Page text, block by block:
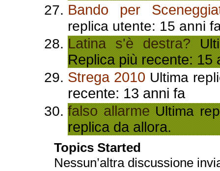
Bando per
replica utente: 15 anni
Latina s'è destra?
Replica più recente: 15
Strega 2010 Ultima
recente: 13 anni fa
falso allarme Ultima
replica da allora.
Topics Started
Nessun’altra discussione